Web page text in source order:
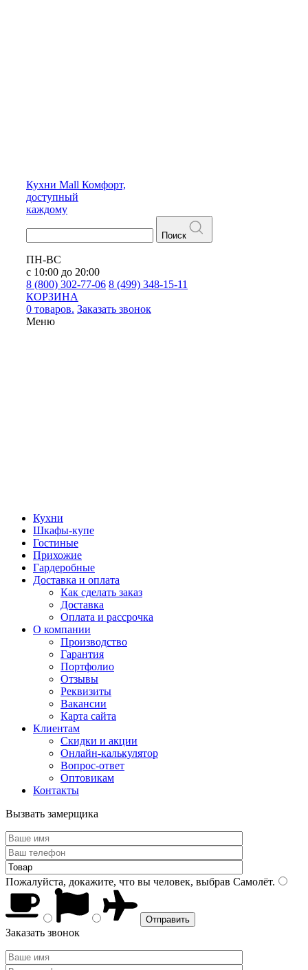
Кухни Mall Комфорт,
доступный
каждому
Поиск
ПН-ВС
с 10:00 до 20:00
8 (800) 302-77-06 8 (499) 348-15-11
КОРЗИНА
0 товаров. Заказать звонок
Меню
Кухни
Шкафы-купе
Гостиные
Прихожие
Гардеробные
Доставка и оплата
Как сделать заказ
Доставка
Оплата и рассрочка
О компании
Производство
Гарантия
Портфолио
Отзывы
Реквизиты
Вакансии
Карта сайта
Клиентам
Скидки и акции
Онлайн-калькулятор
Вопрос-ответ
Оптовикам
Контакты
Вызвать замерщика
Пожалуйста, докажите, что вы человек, выбрав Самолёт.
Заказать звонок